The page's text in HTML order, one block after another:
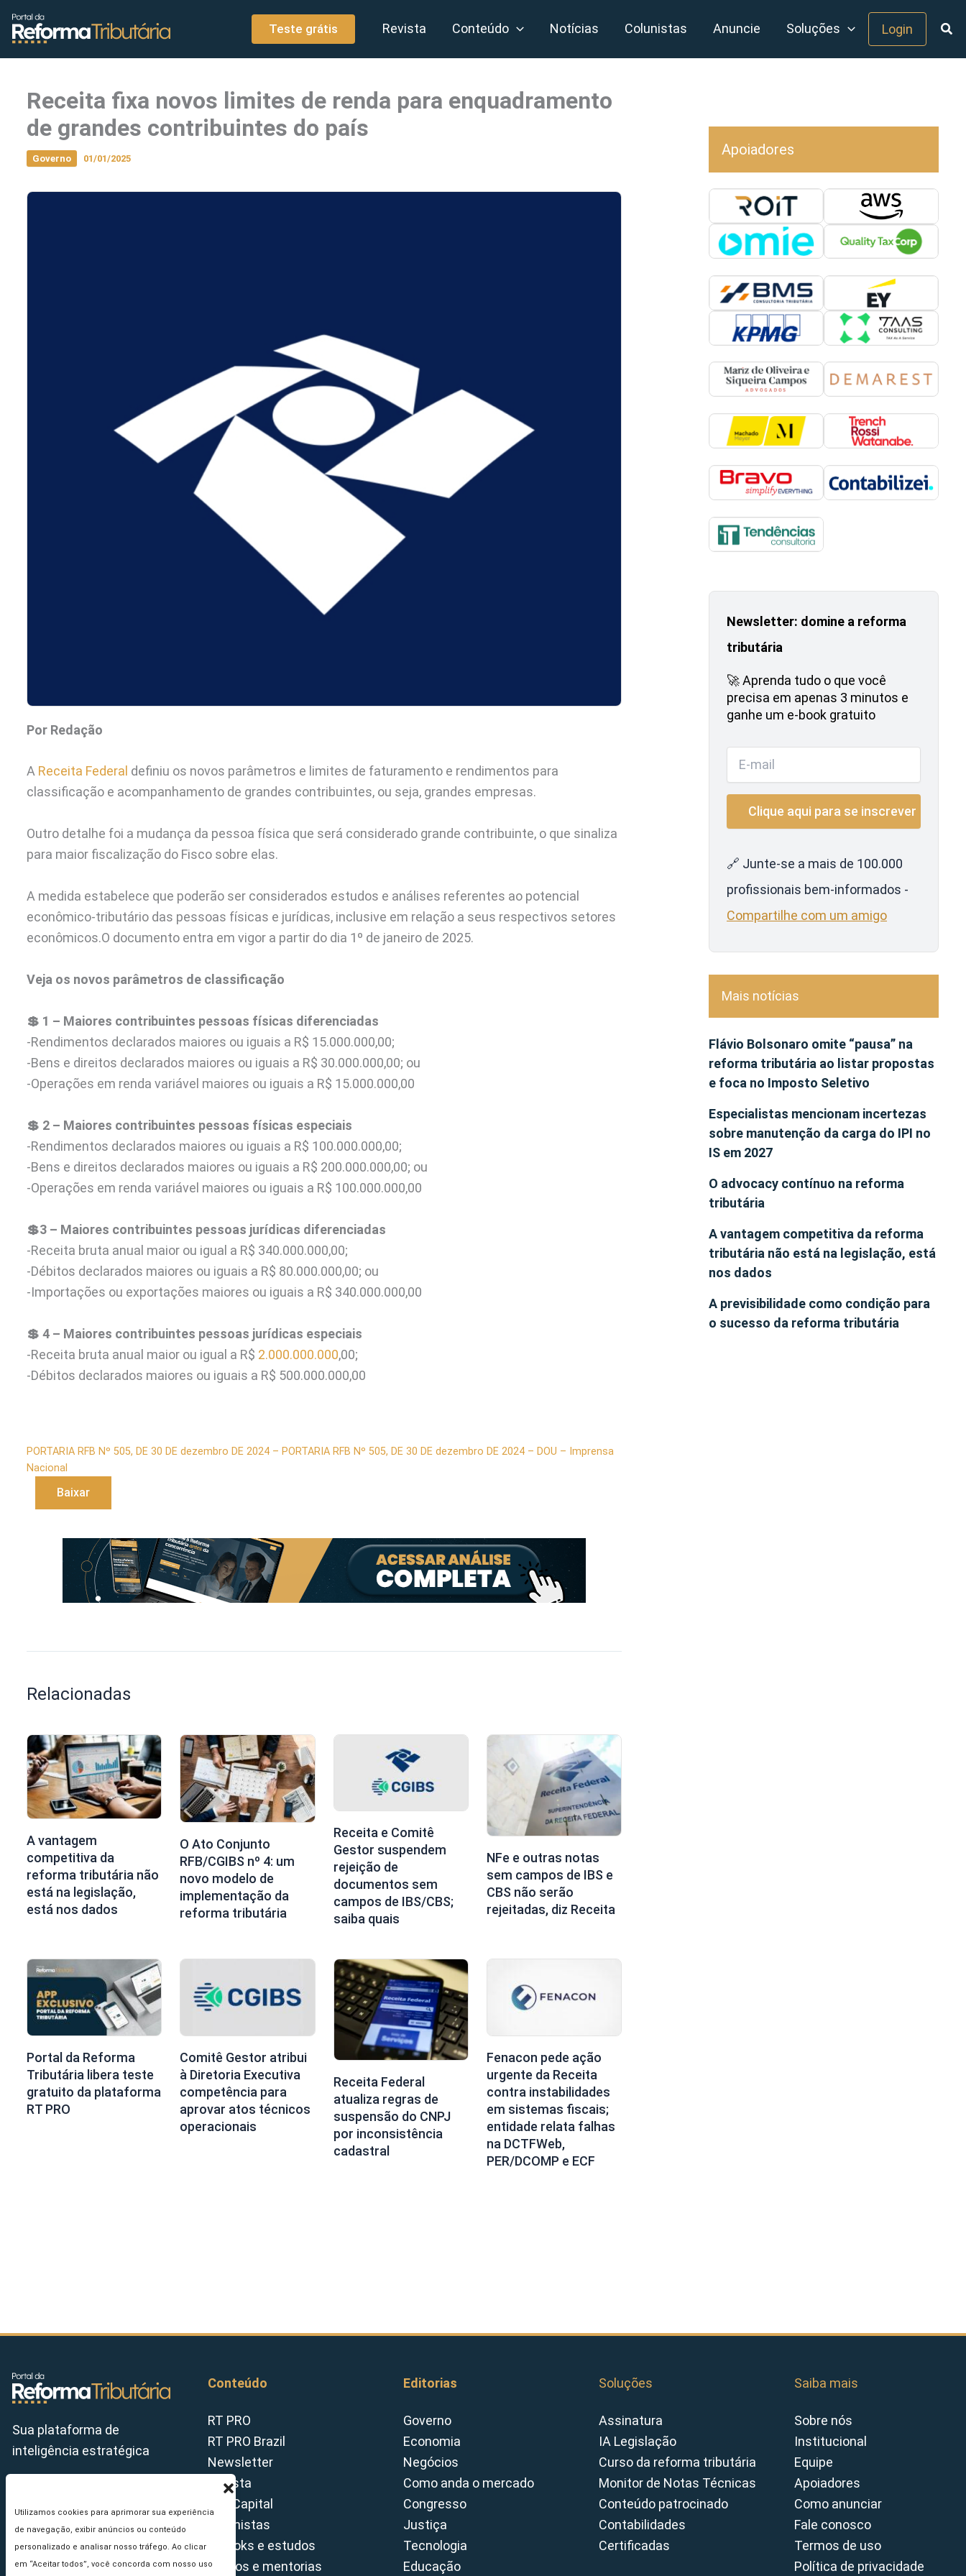
Utilizamos cookies para aprimorar sua experiência
de navegação, exibir anúncios ou conteúdo
personalizado e analisar nosso tráfego. Ao clicar
em “Aceitar todos”, você concorda com nosso uso
conteúdo
Teste grátis Revista Conteúdo Notícias Colunistas Anuncie Soluções Login
Receita fixa novos limites de renda para enquadramento
de grandes contribuintes do país
Governo 01/01/2025
Por Redação
A Receita Federal definiu os novos parâmetros e limites de faturamento e rendimentos para
classificação e acompanhamento de grandes contribuintes, ou seja, grandes empresas.
Outro detalhe foi a mudança da pessoa física que será considerado grande contribuinte, o que sinaliza
para maior fiscalização do Fisco sobre elas.
A medida estabelece que poderão ser considerados estudos e análises referentes ao potencial
econômico-tributário das pessoas físicas e jurídicas, inclusive em relação a seus respectivos setores
econômicos.O documento entra em vigor a partir do dia 1º de janeiro de 2025.
Veja os novos parâmetros de classificação
💲 1 – Maiores contribuintes pessoas físicas diferenciadas
-Rendimentos declarados maiores ou iguais a R$ 15.000.000,00;
-Bens e direitos declarados maiores ou iguais a R$ 30.000.000,00; ou
-Operações em renda variável maiores ou iguais a R$ 15.000.000,00
💲 2 – Maiores contribuintes pessoas físicas especiais
-Rendimentos declarados maiores ou iguais a R$ 100.000.000,00;
-Bens e direitos declarados maiores ou iguais a R$ 200.000.000,00; ou
-Operações em renda variável maiores ou iguais a R$ 100.000.000,00
💲3 – Maiores contribuintes pessoas jurídicas diferenciadas
-Receita bruta anual maior ou igual a R$ 340.000.000,00;
-Débitos declarados maiores ou iguais a R$ 80.000.000,00; ou
-Importações ou exportações maiores ou iguais a R$ 340.000.000,00
💲 4 – Maiores contribuintes pessoas jurídicas especiais
-Receita bruta anual maior ou igual a R$ 2.000.000.000,00;
-Débitos declarados maiores ou iguais a R$ 500.000.000,00
PORTARIA RFB Nº 505, DE 30 DE dezembro DE 2024 – PORTARIA RFB Nº 505, DE 30 DE dezembro DE 2024 – DOU – Imprensa
Nacional
Baixar
Relacionadas
A vantagem
competitiva da
reforma tributária não
está na legislação,
está nos dados
O Ato Conjunto
RFB/CGIBS nº 4: um
novo modelo de
implementação da
reforma tributária
Receita e Comitê
Gestor suspendem
rejeição de
documentos sem
campos de IBS/CBS;
saiba quais
NFe e outras notas
sem campos de IBS e
CBS não serão
rejeitadas, diz Receita
Portal da Reforma
Tributária libera teste
gratuito da plataforma
RT PRO
Comitê Gestor atribui
à Diretoria Executiva
competência para
aprovar atos técnicos
operacionais
Receita Federal
atualiza regras de
suspensão do CNPJ
por inconsistência
cadastral
Fenacon pede ação
urgente da Receita
contra instabilidades
em sistemas fiscais;
entidade relata falhas
na DCTFWeb,
PER/DCOMP e ECF
Apoiadores
Newsletter: domine a reforma
tributária
🚀 Aprenda tudo o que você
precisa em apenas 3 minutos e
ganhe um e-book gratuito
🔗 Junte-se a mais de 100.000
profissionais bem-informados -
Compartilhe com um amigo
Mais notícias
Flávio Bolsonaro omite “pausa” na
reforma tributária ao listar propostas
e foca no Imposto Seletivo
Especialistas mencionam incertezas
sobre manutenção da carga do IPI no
IS em 2027
O advocacy contínuo na reforma
tributária
A vantagem competitiva da reforma
tributária não está na legislação, está
nos dados
A previsibilidade como condição para
o sucesso da reforma tributária
Sua plataforma de
inteligência estratégica
Conteúdo
RT PRO
RT PRO Brazil
Newsletter
Revista
Tax Capital
Colunistas
E-books e estudos
Cursos e mentorias
Editorias
Governo
Economia
Negócios
Como anda o mercado
Congresso
Justiça
Tecnologia
Educação
Soluções
Assinatura
IA Legislação
Curso da reforma tributária
Monitor de Notas Técnicas
Conteúdo patrocinado
Contabilidades
Certificadas
Saiba mais
Sobre nós
Institucional
Equipe
Apoiadores
Como anunciar
Fale conosco
Termos de uso
Política de privacidade